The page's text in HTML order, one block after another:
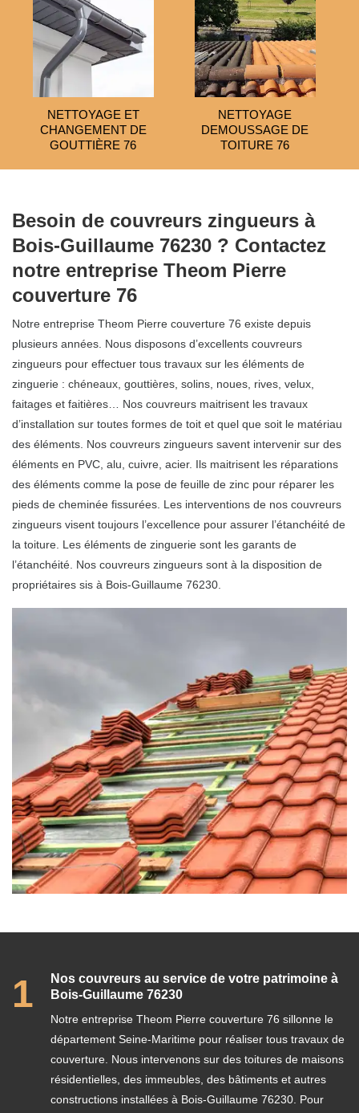
NETTOYAGE ET
CHANGEMENT DE
GOUTTIÈRE 76
NETTOYAGE
DEMOUSSAGE DE
TOITURE 76
Besoin de couvreurs zingueurs à
Bois-Guillaume 76230 ? Contactez
notre entreprise Theom Pierre
couverture 76
Notre entreprise Theom Pierre couverture 76 existe depuis
plusieurs années. Nous disposons d’excellents couvreurs
zingueurs pour effectuer tous travaux sur les éléments de
zinguerie : chéneaux, gouttières, solins, noues, rives, velux,
faitages et faitières… Nos couvreurs maitrisent les travaux
d’installation sur toutes formes de toit et quel que soit le matériau
des éléments. Nos couvreurs zingueurs savent intervenir sur des
éléments en PVC, alu, cuivre, acier. Ils maitrisent les réparations
des éléments comme la pose de feuille de zinc pour réparer les
pieds de cheminée fissurées. Les interventions de nos couvreurs
zingueurs visent toujours l’excellence pour assurer l’étanchéité de
la toiture. Les éléments de zinguerie sont les garants de
l’étanchéité. Nos couvreurs zingueurs sont à la disposition de
propriétaires sis à Bois-Guillaume 76230.
1
Nos couvreurs au service de votre patrimoine à
Bois-Guillaume 76230
Notre entreprise Theom Pierre couverture 76 sillonne le
département Seine-Maritime pour réaliser tous travaux de
couverture. Nous intervenons sur des toitures de maisons
résidentielles, des immeubles, des bâtiments et autres
constructions installées à Bois-Guillaume 76230. Pour